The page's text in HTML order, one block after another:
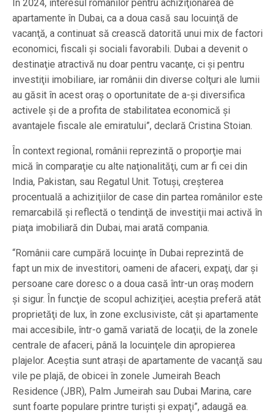
În 2024, interesul românilor pentru achiziţionarea de
apartamente în Dubai, ca a doua casă sau locuinţă de
vacanţă, a continuat să crească datorită unui mix de factori
economici, fiscali şi sociali favorabili. Dubai a devenit o
destinaţie atractivă nu doar pentru vacanţe, ci şi pentru
investiţii imobiliare, iar românii din diverse colţuri ale lumii
au găsit în acest oraş o oportunitate de a-şi diversifica
activele şi de a profita de stabilitatea economică şi
avantajele fiscale ale emiratului”, declară Cristina Stoian.
În context regional, românii reprezintă o proporţie mai
mică în comparaţie cu alte naţionalităţi, cum ar fi cei din
India, Pakistan, sau Regatul Unit. Totuşi, creşterea
procentuală a achiziţiilor de case din partea românilor este
remarcabilă şi reflectă o tendinţă de investiţii mai activă în
piaţa imobiliară din Dubai, mai arată compania.
“Românii care cumpără locuinţe în Dubai reprezintă de
fapt un mix de investitori, oameni de afaceri, expaţi, dar şi
persoane care doresc o a doua casă într-un oraş modern
şi sigur. În funcţie de scopul achiziţiei, aceştia preferă atât
proprietăţi de lux, în zone exclusiviste, cât şi apartamente
mai accesibile, într-o gamă variată de locaţii, de la zonele
centrale de afaceri, până la locuinţele din apropierea
plajelor. Aceştia sunt atraşi de apartamente de vacanţă sau
vile pe plajă, de obicei în zonele Jumeirah Beach
Residence (JBR), Palm Jumeirah sau Dubai Marina, care
sunt foarte populare printre turişti şi expaţi”, adaugă ea.